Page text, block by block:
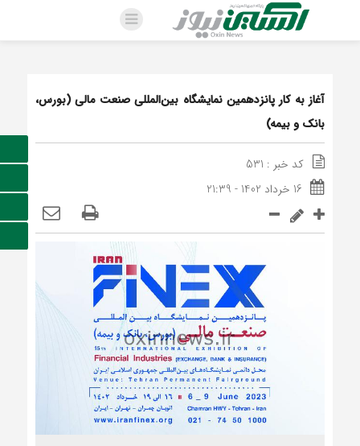
آغاز به کار پانزدهمین نمایشگاه بین‌المللی صنعت مالی (بورس،
بانک و بیمه)
کد خبر : 531
16 خرداد 1402 - 21:39